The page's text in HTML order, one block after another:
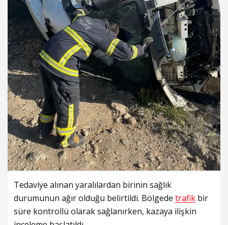
Tedaviye alınan yaralılardan birinin sağlık
durumunun ağır olduğu belirtildi. Bölgede trafik bir
süre kontrollü olarak sağlanırken, kazaya ilişkin